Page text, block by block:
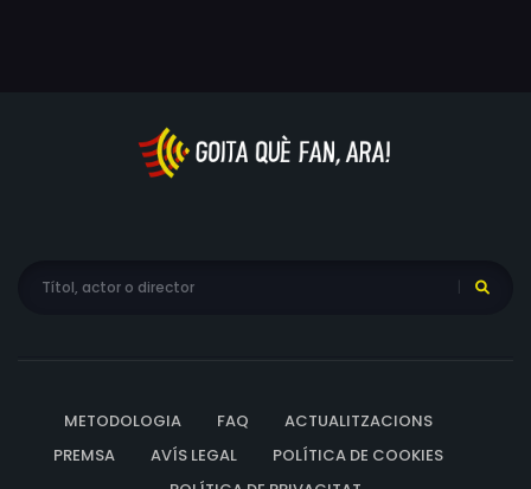
METODOLOGIA FAQ
ACTUALITZACIONS
PREMSA
AVÍS LEGAL
POLÍTICA DE COOKIES